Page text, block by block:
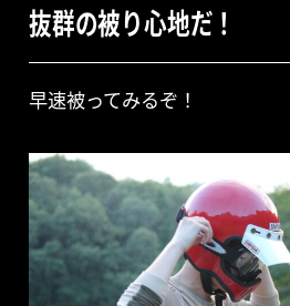
抜群の被り心地だ！
早速被ってみるぞ！